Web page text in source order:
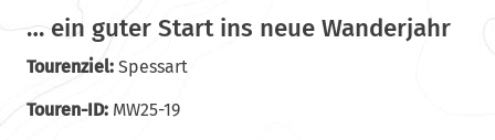
… ein guter Start ins neue Wanderjahr
Tourenziel:Spessart
Touren-ID:MW25-19